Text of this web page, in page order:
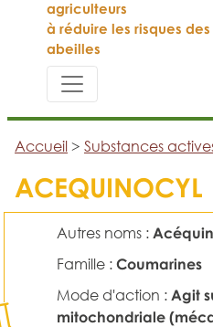
agriculteurs
à réduire les risques
abeilles
Accueil > Substances
ACEQUINOCYL
Autres noms :
Famille : Coumarines
Mode d'action : Agit
mitochondriale